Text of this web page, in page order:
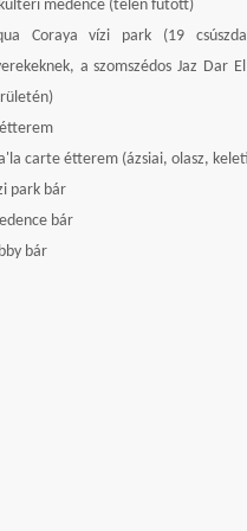
medence (télen fűtött)
Coraya vízi park (19
a szomszédos Jaz Dar
carte étterem (ázsiai, olasz,
park bár
bár
bár